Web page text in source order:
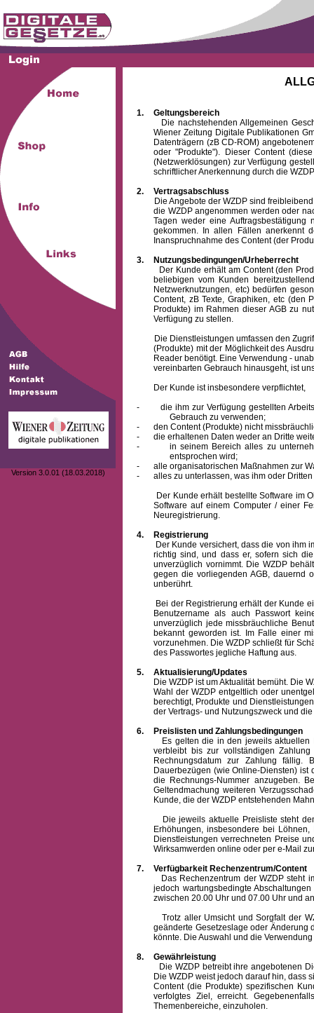
Version 3.0.01 (18.03.2018)
1.
Geltungsbereich
Die nachstehenden Allgemeinen
Wiener Zeitung Digitale Publikationen
Datenträgern (zB CD-ROM)
oder "Produkte"). Dieser Content
(Netzwerklösungen) zur Verfügung
schriftlicher Anerkennung durch die
2.
Vertragsabschluss
Die Angebote der WZDP sind freibleibend.
die WZDP angenommen werden oder
Tagen weder eine
gekommen. In allen Fällen anerkennt
Inanspruchnahme des Content (der
3.
Nutzungsbedingungen/Urheberrecht
Der Kunde erhält am Content (den
beliebigen vom Kunden
Netzwerknutzungen, etc) bedürfen
Content, zB Texte, Graphiken, etc (den
Produkte) im Rahmen dieser AGB zu
Verfügung zu stellen.
Die Dienstleistungen umfassen den Zugriff
(Produkte) mit der Möglichkeit des
Reader benötigt. Eine Verwendung -
vereinbarten Gebrauch hinausgeht, ist
Der Kunde ist insbesondere verpflichtet,
-
die ihm zur Verfügung gestellten
Gebrauch zu verwenden;
-
den Content (Produkte) nicht
-
die erhaltenen Daten weder an Dritte
-
in seinem Bereich alles zu
entsprochen wird;
-
alle organisatorischen Maßnahmen zur
-
alles zu unterlassen, was ihm oder
Der Kunde erhält bestellte Software im
Software auf einem Computer / einer
Neuregistrierung.
4.
Registrierung
Der Kunde versichert, dass die von ihm
richtig sind, und dass er, sofern sich
unverzüglich vornimmt. Die WZDP
gegen die vorliegenden AGB, dauernd
unberührt.
Bei der Registrierung erhält der Kunde
Benutzernameals auch Passwort
unverzüglich jede missbräuchliche
bekannt geworden ist. Im Falle einer
vorzunehmen. Die WZDP schließt für
des Passwortes jegliche Haftung aus.
5.
Aktualisierung/Updates
Die WZDP ist um Aktualität bemüht. Die
Wahl der WZDP entgeltlich oder
berechtigt, Produkte und
der Vertrags- und Nutzungszweck und
6.
Preislisten und Zahlungsbedingungen
Es gelten die in den jeweils aktuellen
verbleibt bis zur vollständigen
Rechnungsdatum zur Zahlung fällig.
Dauerbezügen (wie Online-Diensten)
die Rechnungs-Nummer anzugeben.
Geltendmachung weiteren
Kunde, die der WZDP entstehenden
Die jeweils aktuelle Preisliste steht dem
Erhöhungen, insbesondere bei
Dienstleistungen verrechneten Preise
Wirksamwerden online oder per e-Mail
7.
Verfügbarkeit Rechenzentrum/Content
Das Rechenzentrum der WZDP steht im
jedoch wartungsbedingte
zwischen 20.00 Uhr und 07.00 Uhr und
Trotz aller Umsicht und Sorgfalt der
geänderte Gesetzeslage oder Änderung
könnte. Die Auswahl und die
8.
Gewährleistung
Die WZDP betreibt ihre angebotenen
Die WZDP weist jedoch darauf hin, dass
Content (die Produkte) spezifischen
verfolgtes Ziel, erreicht.
Themenbereiche, einzuholen.